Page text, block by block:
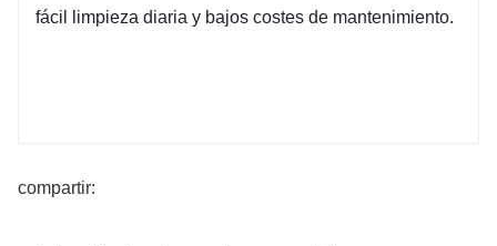
fácil limpieza diaria y bajos costes de mantenimiento.
compartir: